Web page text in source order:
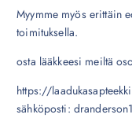
Myymme myös erittäin
toimituksella.
osta lääkkeesi meiltä
https://
sähköposti: